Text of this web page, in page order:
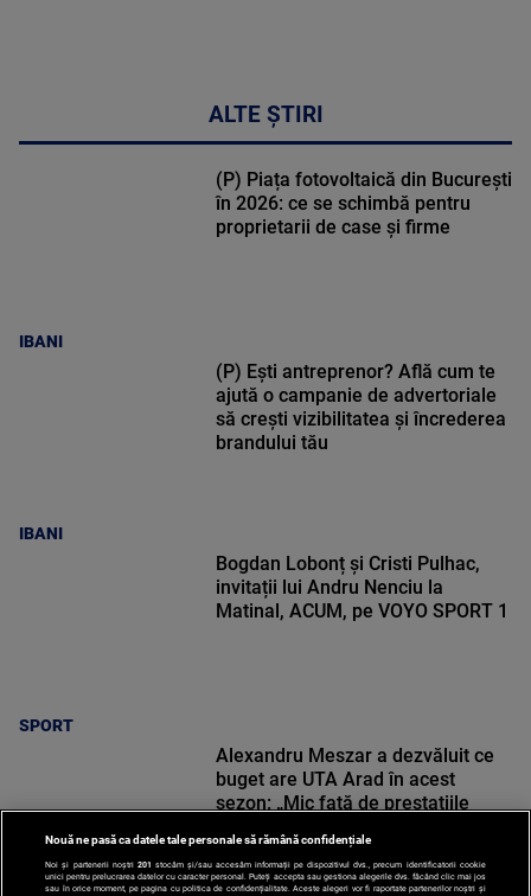
ALTE ȘTIRI
IBANI
(P) Piața fotovoltaică din București
în 2026: ce se schimbă pentru
proprietarii de case și firme
IBANI
(P) Ești antreprenor? Află cum te
ajută o campanie de advertoriale
să crești vizibilitatea și încrederea
brandului tău
SPORT
Bogdan Lobonț și Cristi Pulhac,
invitații lui Andru Nenciu la
Matinal, ACUM, pe VOYO SPORT 1
Alexandru Meszar a dezvăluit ce
buget are UTA Arad în acest
sezon: „Mic față de prestațiile
Nouă ne pasă ca datele tale personale să rămână confidențiale
Noi și partenerii noștri 201 stocăm și/sau accesăm informații pe dispozitivul dvs., precum identificatorii cookie
unici pentru prelucrarea datelor cu caracter personal. Puteți accepta sau gestiona alegerile dvs. făcând clic mai jos
sau în orice moment, pe pagina cu politica de confidențialitate. Aceste alegeri vor fi raportate partenerilor noștri și